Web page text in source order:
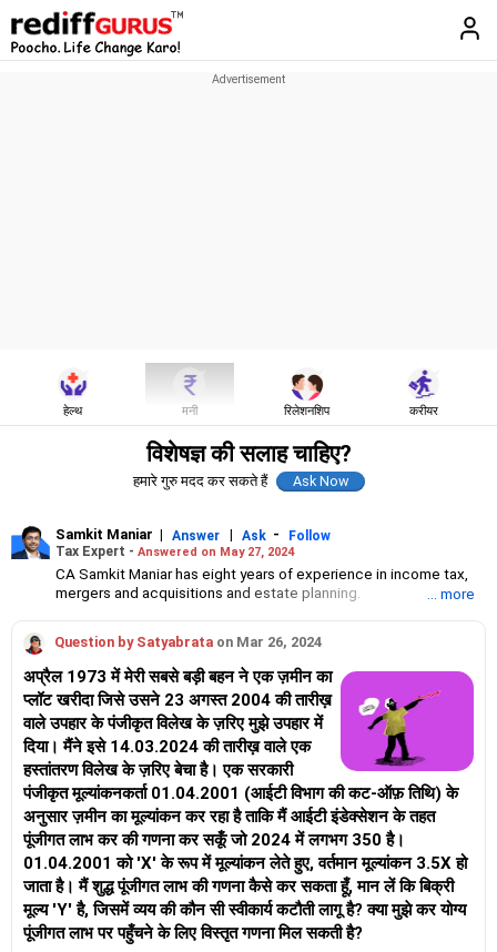
हेल्थ मनी रिलेशनशिप करीयर
विशेषज्ञ की सलाह चाहिए?
हमारे गुरु मदद कर सकते हैं
Samkit Maniar | Answer | Ask -
Follow
Tax Expert - Answered on May 27, 2024
CA Samkit Maniar has eight years of experience in income tax,
mergers and acquisitions and estate planning.
Chartered Accountants of India."
... more
Question by Satyabrata on Mar 26, 2024
अप्रैल 1973 में मेरी सबसे बड़ी बहन ने एक ज़मीन का
प्लॉट खरीदा जिसे उसने 23 अगस्त 2004 की तारीख़
वाले उपहार के पंजीकृत विलेख के ज़रिए मुझे उपहार में
दिया। मैंने इसे 14.03.2024 की तारीख़ वाले एक
हस्तांतरण विलेख के ज़रिए बेचा है। एक सरकारी
पंजीकृत मूल्यांकनकर्ता 01.04.2001 (आईटी विभाग की कट-ऑफ़ तिथि) के
अनुसार ज़मीन का मूल्यांकन कर रहा है ताकि मैं आईटी इंडेक्सेशन के तहत
पूंजीगत लाभ कर की गणना कर सकूँ जो 2024 में लगभग 350 है।
01.04.2001 को 'X' के रूप में मूल्यांकन लेते हुए, वर्तमान मूल्यांकन 3.5X हो
जाता है। मैं शुद्ध पूंजीगत लाभ की गणना कैसे कर सकता हूँ, मान लें कि बिक्री
मूल्य 'Y' है, जिसमें व्यय की कौन सी स्वीकार्य कटौती लागू है? क्या मुझे कर योग्य
पूंजीगत लाभ पर पहुँचने के लिए विस्तृत गणना मिल सकती है?